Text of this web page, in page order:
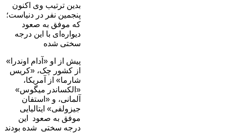
بدین ترتیب وی اکنون
پنجمین نفر در دنیاست؛
که موفق به صعود
دیواره‌ای با این درجه
سختی شده
پیش از او «آدام اوندرا»
از کشور چک، «کریس
شارما» از آمریکا،
«الکساندر میگوس»
آلمانی، و «استفان
جیزولفی» ایتالیایی
موفق به صعود این
درجه سختی شده بودند